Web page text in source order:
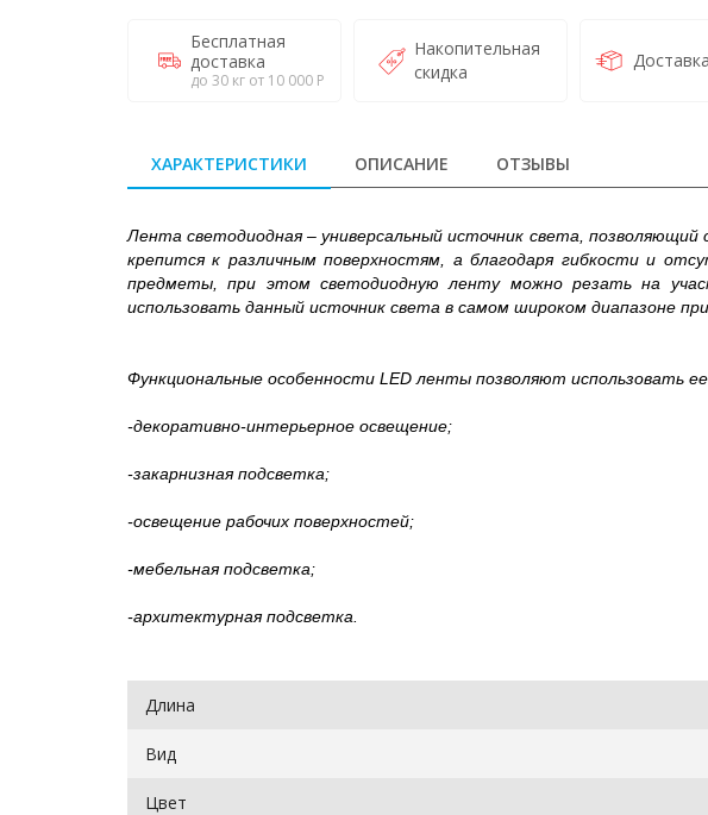
Бесплатная
доставка
до 30 кг от 10 000 Р
Накопительная
скидка
ХАРАКТЕРИСТИКИ ОПИСАНИЕ ОТЗЫВЫ
Лента светодиодная – универсальный источник света,
крепится к различным поверхностям, а благодаря гибкости и
предметы, при этом светодиодную ленту можно резать на
использовать данный источник света в самом широком диапазоне
Функциональные особенности LED ленты позволяют использовать
-декоративно-интерьерное освещение;
-закарнизная подсветка;
-освещение рабочих поверхностей;
-мебельная подсветка;
-архитектурная подсветка.
Длина
Вид
Цвет